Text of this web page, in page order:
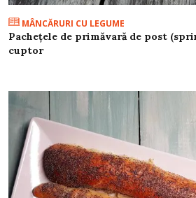
MÂNCĂRURI CU LEGUME
Pachețele de primăvară de post
cuptor